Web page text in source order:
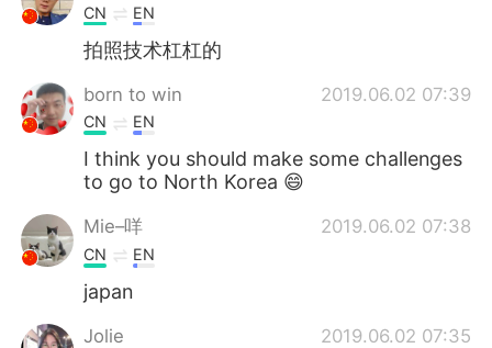
CN EN
拍照技术杠杠的
born to win 2019.06.02 07:39
CN EN
I think you should make some challenges
to go to North Korea 😄
Mie–咩 2019.06.02 07:38
CN EN
japan
Jolie 2019.06.02 07:35